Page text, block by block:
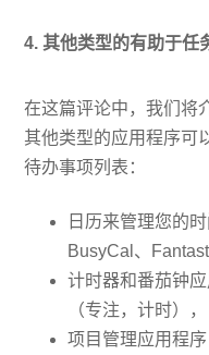
4. 其他类型的有助于任
在这篇评论中，我们将
其他类型的应用程序可
待办事项列表：
日历来管理您的
BusyCal、
计时器和番茄钟
（专注，计时），
项目管理应用程